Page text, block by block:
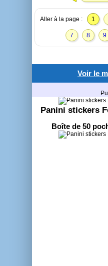
Aller à la page : 1
7 8 9
Voir le
Panini stickers
Boîte de 50